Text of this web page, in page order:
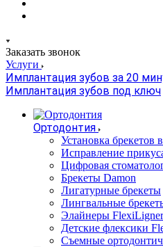
Заказать звонок
Услуги
Имплантация зубов за 20
Имплантация зубов под ключ
Ортодонтия
Установка брекетов
Исправление
Цифровая
Брекеты Damon
Лигатурные брекеты
Лингвальные
Элайнеры FlexiLigner
Детские флексики
Съемные